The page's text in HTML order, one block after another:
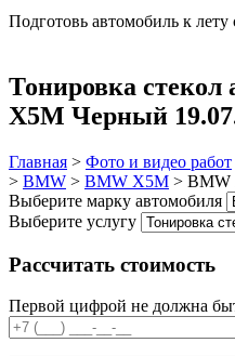
Подготовь автомобиль к
Тонировка
X5M Черный
Главная > Фото и видео работ
> BMW > BMW X5M > BMW
Выберите марку автомобиля
Выберите услугу
Рассчитать стоимость
Первой цифрой не должна